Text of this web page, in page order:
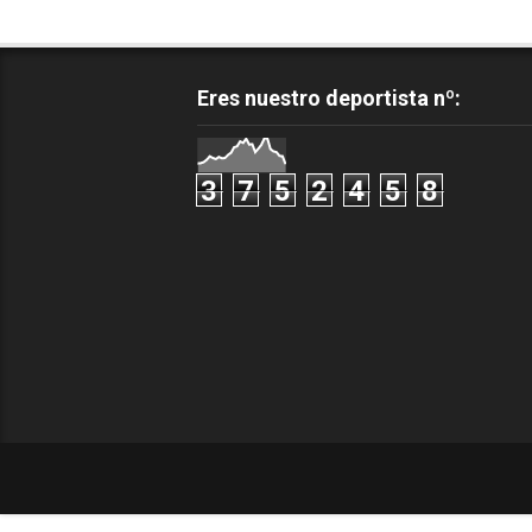
Eres nuestro deportista nº:
3 7 5 2 4 5 8